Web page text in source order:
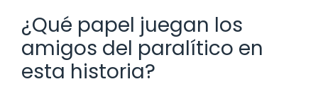
¿Qué papel juegan los
amigos del paralítico en
esta historia?